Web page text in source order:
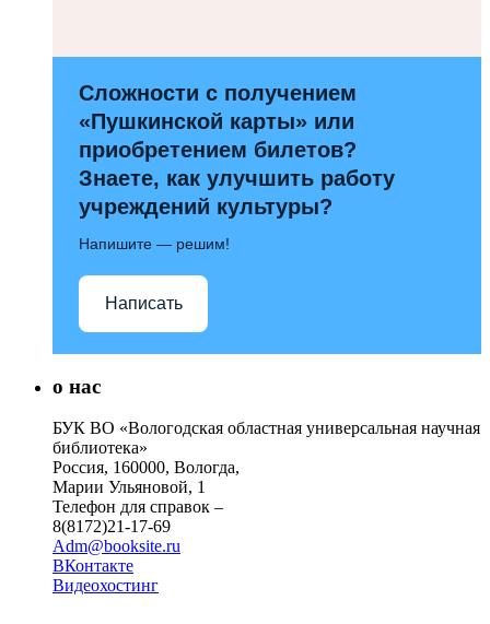
Сложности с получением
«Пушкинской карты» или
приобретением билетов?
Знаете, как улучшить работу
учреждений культуры?
Напишите — решим!
Написать
о нас
БУК ВО «Вологодская областная универсальная научная
библиотека»
Россия, 160000, Вологда,
Марии Ульяновой, 1
Телефон для справок –
8(8172)21-17-69
Adm@booksite.ru
ВКонтакте
Видеохостинг